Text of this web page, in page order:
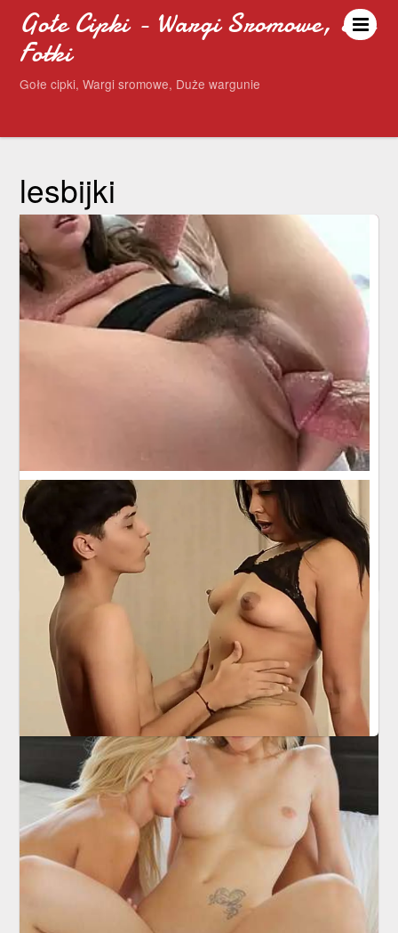
Gołe Cipki - Wargi Sromowe, Sex
Fotki
Gołe cipki, Wargi sromowe, Duże wargunie
lesbijki
Trzy dupeczki
11 kwietnia 2016
Trzy atrakcyjne laseczki wypięły swoje dupeczki.